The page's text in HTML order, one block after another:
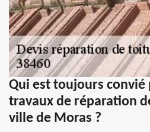
Qui est toujours convié
travaux de réparation
ville de Moras ?